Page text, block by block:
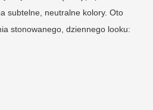
subtelne, neutralne kolory. Oto
stonowanego, dziennego looku: